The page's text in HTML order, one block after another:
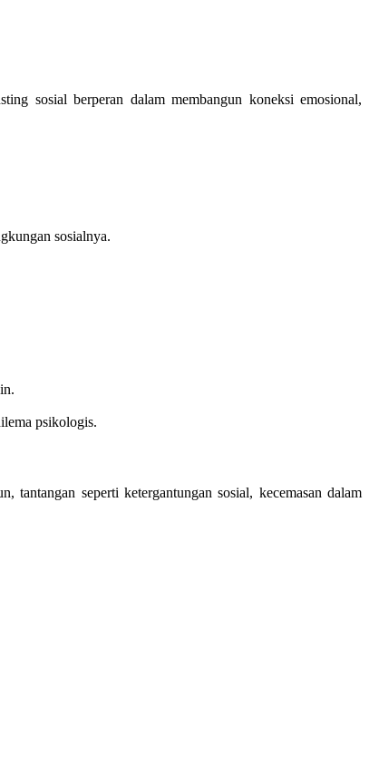
sosial berperan dalam membangun koneksi emosional,
sosialnya.
psikologis.
tantangan seperti ketergantungan sosial, kecemasan dalam